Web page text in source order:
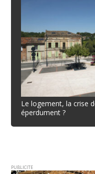
Le logement, la crise
éperdument ?
PUBLICITE